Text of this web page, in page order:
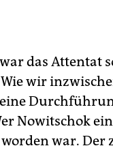
das Attentat
wir
Nowitschok
war. Der